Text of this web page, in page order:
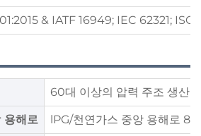
& IATF 16949; IEC 62321;
60대 이상의 압력 주조 생산
용해로 lPG/천연가스 중앙 용해로 8